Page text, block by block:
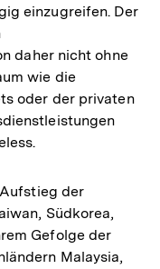
einzugreifen. Der
daher nicht ohne
wie die
oder der privaten
der
Südkorea,
Gefolge der
Malaysia,